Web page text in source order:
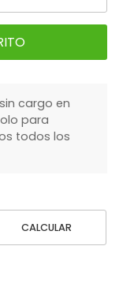
cargo en
para
todos los
CALCULAR